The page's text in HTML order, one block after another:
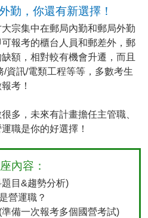
勤，你還有新選擇！
宗集中在郵局內勤和郵局外勤
報考的櫃台人員和郵差外，郵
額，相對較有機會升遷，而且
/資訊/電類工程等等，多數考生
考！
多，未來有計畫擔任主管職、
職是你的好選擇！
內容：
目&趨勢分析)
營運職？
備一次報考多個國營考試)